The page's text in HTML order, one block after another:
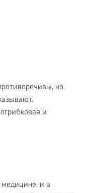
но
и
медицине, и в